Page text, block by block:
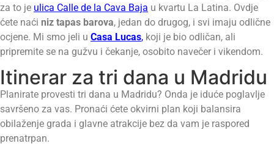
za to je ulica Calle de la Cava Baja u kvartu La Latina. Ovdje
ćete naći niz tapas barova, jedan do drugog, i svi imaju odlične
ocjene. Mi smo jeli u Casa Lucas, koji je bio odličan, ali
pripremite se na gužvu i čekanje, osobito navečer i vikendom.
Itinerar za tri dana u Madridu
Planirate provesti tri dana u Madridu? Onda je iduće poglavlje
savršeno za vas. Pronaći ćete okvirni plan koji balansira
obilaženje grada i glavne atrakcije bez da vam je raspored
prenatrpan.